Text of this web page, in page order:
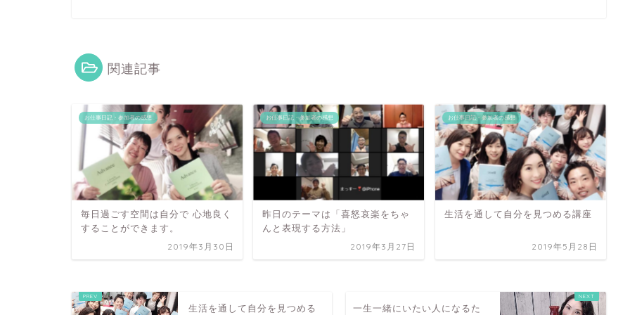
関連記事
お仕事日記・参加者の感想
毎日過ごす空間は自分で 心地良く
することができます。
2019年3月30日
お仕事日記・参加者の感想
昨日のテーマは「喜怒哀楽をちゃ
んと表現する方法」
2019年3月27日
お仕事日記・参加者の感想
生活を通して自分を見つめる講座
2019年5月28日
生活を通して自分を見つめる 一生一緒にいたい人になるた